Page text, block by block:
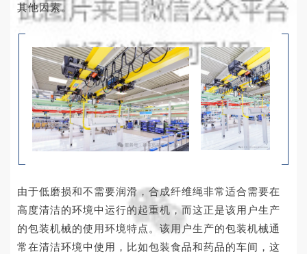
其他因素。
由于低磨损和不需要润滑，合成纤维绳非常适合需要在
高度清洁的环境中运行的起重机，而这正是该用户生产
的包装机械的使用环境特点。该用户生产的包装机械通
常在清洁环境中使用，比如包装食品和药品的车间，这